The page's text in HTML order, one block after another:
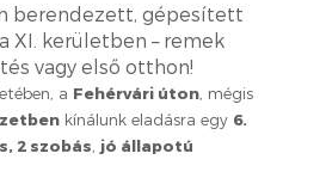
berendezett, gépesített
XI. kerületben – remek
vagy első otthon!
a Fehérvári úton, mégis
kínálunk eladásra egy 6.
2 szobás, jó állapotú